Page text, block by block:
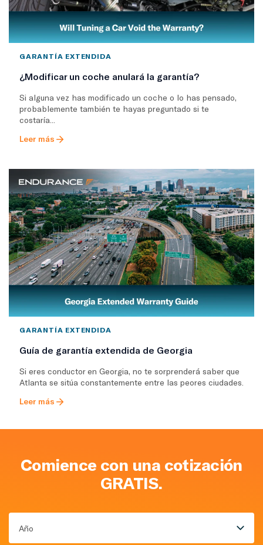
GARANTÍA EXTENDIDA
¿Modificar un coche anulará la garantía?
Si alguna vez has modificado un coche o lo has pensado,
probablemente también te hayas preguntado si te
costaría...
Leer más
GARANTÍA EXTENDIDA
Guía de garantía extendida de Georgia
Si eres conductor en Georgia, no te sorprenderá saber que
Atlanta se sitúa constantemente entre las peores ciudades.
Leer más
Comience con una cotización
GRATIS.
Año